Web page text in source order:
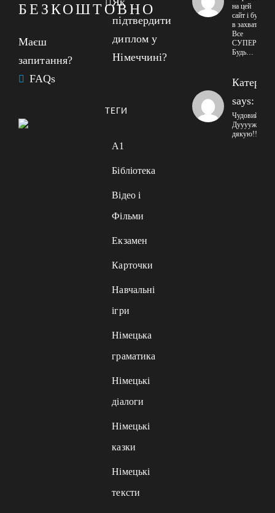
БЕЗКОШТОВНО
Маєш
запитання?
FAQs
підтвердити
диплом у
Німеччині?
ТЕГИ
A1
Бібліотека
Відео і
Фільми
Екзамен
Карточки
Навчальні
ігри
Німецька
граматика
Німецькі
діалоги
Німецькі
казки
Німецькі
тексти
на цей
сайт і була
в захваті!
Все
СУПЕР!
Будь…
says:
Чудовий
Дууууже
дякую!!!